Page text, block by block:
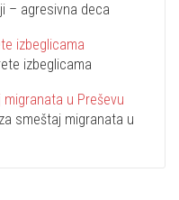
– agresivna deca
izbeglicama
smeštaj migranata u